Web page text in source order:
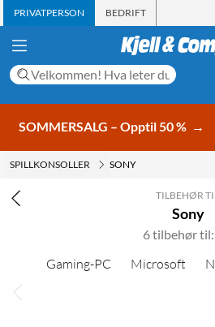
PRIVATPERSON BEDRIFT
SOMMERSALG – Opptil 50 % →
SPILLKONSOLLER SONY
TILBEHØR
Sony
6 tilbehør til:
Gaming-PC Microsoft